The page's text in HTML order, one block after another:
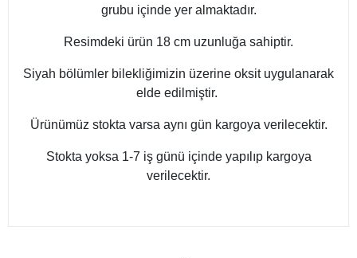
grubu içinde yer almaktadır.
Resimdeki ürün 18 cm uzunluğa sahiptir.
Siyah bölümler bilekliğimizin üzerine oksit uygulanarak
elde edilmiştir.
Ürünümüz stokta varsa aynı gün kargoya verilecektir.
Stokta yoksa 1-7 iş günü içinde yapılıp kargoya
verilecektir.